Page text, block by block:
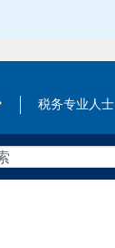
税务专业人士